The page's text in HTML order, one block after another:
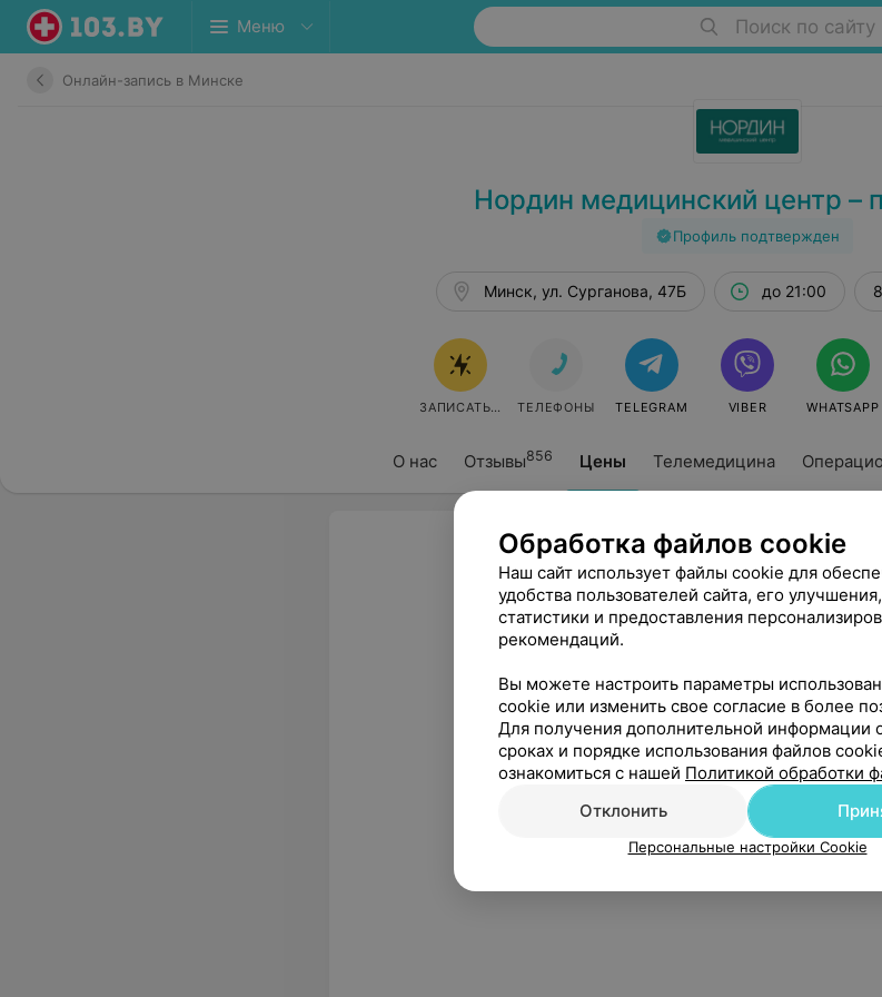
Меню Поиск по сайту
Онлайн-запись в Минске
Нордин медицинский центр –
Профиль подтвержден
О нас Отзывы856 Цены Телемедицина
Минск, ул. Сурганова, 47Б до 21:00
ЗАПИСАТЬСЯ ОНЛАЙН
ТЕЛЕФОНЫ TELEGRAM VIBER WHATSAPP
Нам очень жаль, но сейчас
Обработка файлов cookie
Наш сайт использует файлы cookie для
удобства пользователей сайта, его
статистики и предоставления
рекомендаций.
Вы можете настроить параметры
cookie или изменить свое согласие в более
Для получения дополнительной информации
сроках и порядке использования файлов
ознакомиться с нашей Политикой обработки
Отклонить
Персональные настройки Cookie